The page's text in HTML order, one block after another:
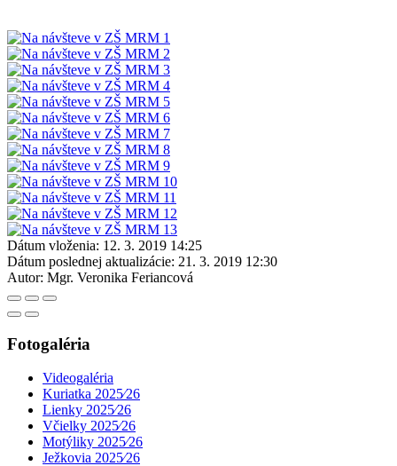
Dátum vloženia: 12. 3. 2019 14:25
Dátum poslednej aktualizácie: 21. 3. 2019 12:30
Autor: Mgr. Veronika Feriancová
Fotogaléria
Videogaléria
Kuriatka 2025⁄26
Lienky 2025⁄26
Včielky 2025⁄26
Motýliky 2025⁄26
Ježkovia 2025⁄26